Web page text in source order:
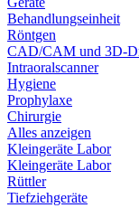
Behandlungseinheit
Röntgen
CAD/CAM und 3D-
Intraoralscanner
Hygiene
Prophylaxe
Chirurgie
Alles anzeigen
Kleingeräte Labor
Kleingeräte Labor
Rüttler
Tiefziehgeräte